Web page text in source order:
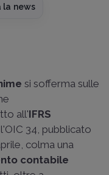
la news
si sofferma sulle
all'IFRS
34, pubblicato
colma una
contabile